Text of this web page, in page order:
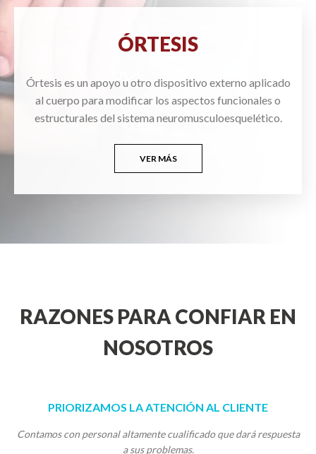
ÓRTESIS
Órtesis es un apoyo u otro dispositivo externo aplicado
al cuerpo para modificar los aspectos funcionales o
estructurales del sistema neuromusculoesquelético.
VER MÁS
RAZONES PARA CONFIAR EN
NOSOTROS
PRIORIZAMOS LA ATENCIÓN AL CLIENTE
Contamos con personal altamente cualificado que dará respuesta
a sus problemas.